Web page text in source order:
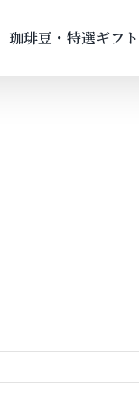
珈琲豆・特選ギフト